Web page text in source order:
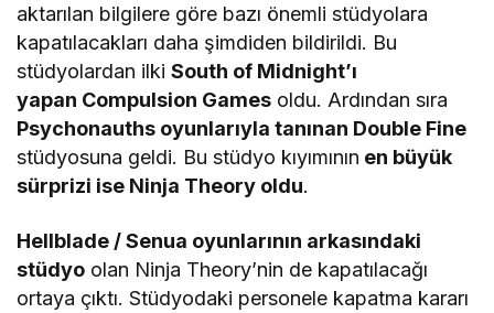
aktarılan bilgilere göre bazı önemli stüdyolara
kapatılacakları daha şimdiden bildirildi. Bu
stüdyolardan ilkiSouth of Midnight’ı
yapan Compulsion Games oldu. Ardından sıra
Psychonauths oyunlarıyla tanınan Double Fine
stüdyosuna geldi. Bu stüdyo kıyımının en büyük
sürprizi ise Ninja Theory oldu.
Hellblade / Senua oyunlarının arkasındaki
stüdyo olan Ninja Theory’nin de kapatılacağı
ortaya çıktı. Stüdyodaki personele kapatma kararı